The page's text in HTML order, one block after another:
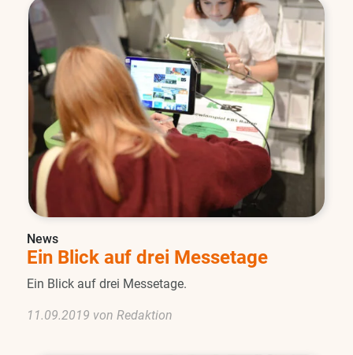
News
Ein Blick auf drei Messetage
Ein Blick auf drei Messetage.
11.09.2019 von Redaktion